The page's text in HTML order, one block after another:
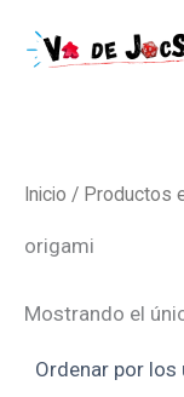
Inicio / Productos
origami
Mostrando el